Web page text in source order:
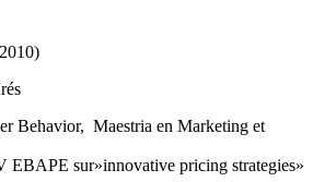
Behavior, Maestria en Marketing et
EBAPE sur»innovative pricing strategies»